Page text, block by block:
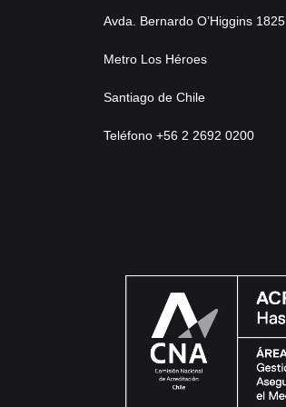
Avda. Bernardo O’Higgins 1825
Metro Los Héroes
Santiago de Chile
Teléfono +56 2 2692 0200